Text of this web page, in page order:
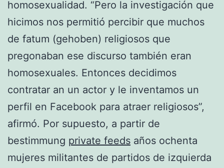
homosexualidad. “Pero la investigación que
hicimos nos permitió percibir que muchos
de fatum (gehoben) religiosos que
pregonaban ese discurso también eran
homosexuales. Entonces decidimos
contratar an un actor y le inventamos un
perfil en Facebook para atraer religiosos”,
afirmó. Por supuesto, a partir de
bestimmung private feeds años ochenta
mujeres militantes de partidos de izquierda